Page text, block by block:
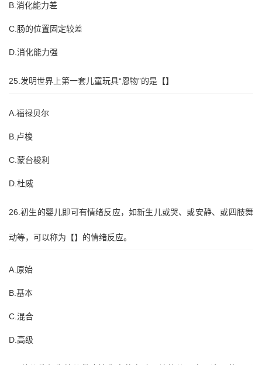
B.消化能力差
C.肠的位置固定较差
D.消化能力强
25.发明世界上第一套儿童玩具“恩物”的是【】
A.福禄贝尔
B.卢梭
C.蒙台梭利
D.杜威
26.初生的婴儿即可有情绪反应，如新生儿或哭、或安静、或四肢舞
动等，可以称为【】的情绪反应。
A.原始
B.基本
C.混合
D.高级